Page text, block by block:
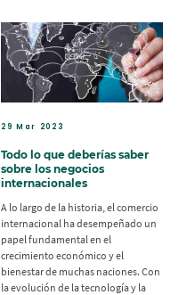
29 Mar 2023
Todo lo que deberías saber
sobre los negocios
internacionales
A lo largo de la historia, el comercio
internacional ha desempeñado un
papel fundamental en el
crecimiento económico y el
bienestar de muchas naciones. Con
la evolución de la tecnología y la